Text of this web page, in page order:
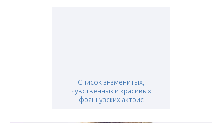
Список знаменитых,
чувственных и красивых
французских актрис